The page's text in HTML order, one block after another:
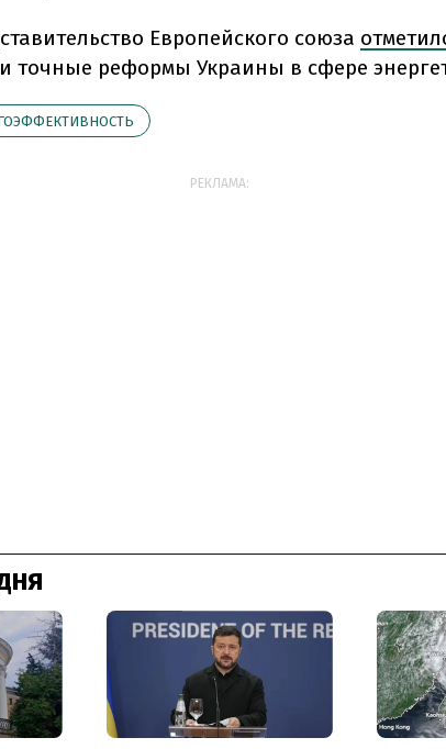
Европейского союза
точные реформы Украины в сфере
РЕКЛАМА: